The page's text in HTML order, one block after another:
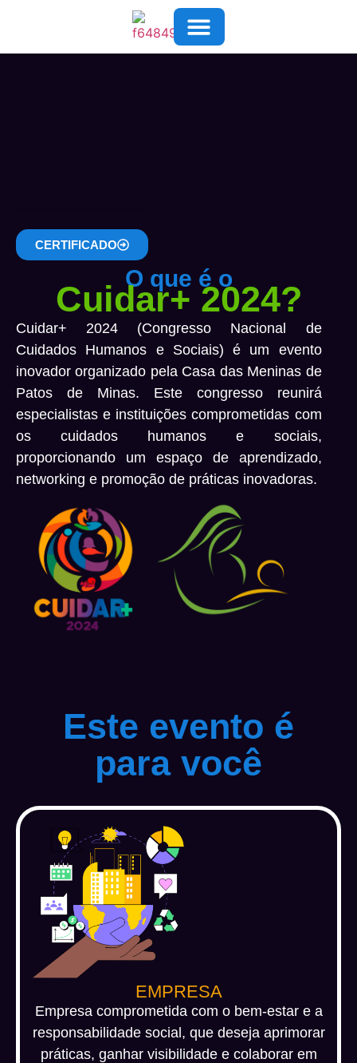
CERTIFICADO
CERTIFICADO
O que é o
Cuidar+ 2024?
Cuidar+ 2024 (Congresso Nacional de
Cuidados Humanos e Sociais) é um evento
inovador organizado pela Casa das Meninas de
Patos de Minas. Este congresso reunirá
especialistas e instituições comprometidas com
os cuidados humanos e sociais,
proporcionando um espaço de aprendizado,
networking e promoção de práticas inovadoras.
Este evento é
para você
EMPRESA
Empresa comprometida com o bem-estar e a
responsabilidade social, que deseja aprimorar
práticas, ganhar visibilidade e colaborar em